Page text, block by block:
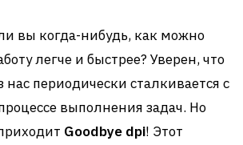
вы когда-нибудь, как можно
легче и быстрее? Уверен, что
периодически сталкивается с
выполнения задач. Но
Goodbye dpi! Этот